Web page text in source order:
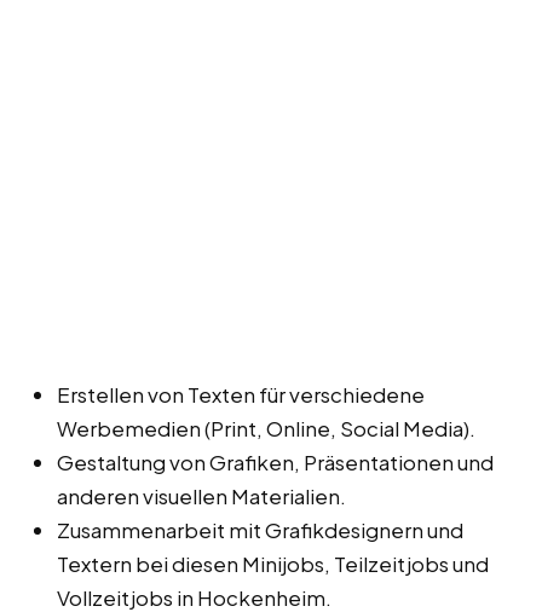
Erstellen von Texten für verschiedene
Werbemedien (Print, Online, Social Media).
Gestaltung von Grafiken, Präsentationen und
anderen visuellen Materialien.
Zusammenarbeit mit Grafikdesignern und
Textern bei diesen Minijobs, Teilzeitjobs und
Vollzeitjobs in Hockenheim.